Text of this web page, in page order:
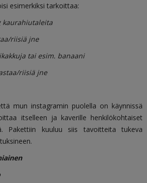
esimerkiksi tarkoittaa:
kaurahiutaleita
riisiä jne
tai esim. banaani
riisiä jne
mun instagramin puolella on käynnissä
itselleen ja kaverille henkilökohtaiset
Pakettiin kuuluu siis tavoitteita tukeva